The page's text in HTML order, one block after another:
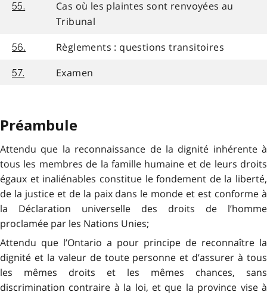
55.
Cas où les plaintes sont renvoyées au
Tribunal
56. Règlements : questions transitoires
57. Examen
Préambule
Attendu que la reconnaissance de la dignité inhérente à
tous les membres de la famille humaine et de leurs droits
égaux et inaliénables constitue le fondement de la liberté,
de la justice et de la paix dans le monde et est conforme à
la Déclaration universelle des droits de l’homme
proclamée par les Nations Unies;
Attendu que l’Ontario a pour principe de reconnaître la
dignité et la valeur de toute personne et d’assurer à tous
les mêmes droits et les mêmes chances, sans
discrimination contraire à la loi, et que la province vise à